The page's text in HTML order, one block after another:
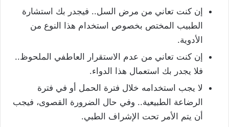
إن كنت تعاني من مرض السل.. فيجدر بك استشارة
الطبيب المختص بخصوص استخدام هذا النوع من
الأدوية.
إن كنت تعاني من عدم الاستقرار العاطفي الملحوظ..
فلا يجدر بك استعمال هذا الدواء.
لا يجب استخدامه خلال فترة الحمل أو في فترة
الرضاعة الطبيعية.. وفي حال الضرورة القصوى، فيجب
أن يتم الأمر تحت الإشراف الطبي.